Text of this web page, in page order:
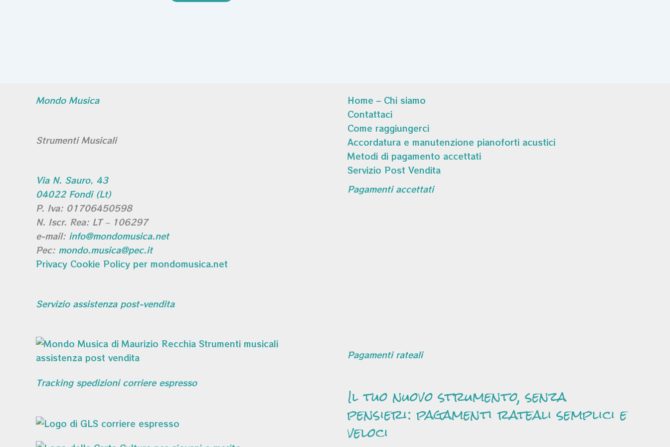
Mondo Musica
Strumenti Musicali
Via N. Sauro, 43
04022 Fondi (Lt)
P. Iva: 01706450598
N. Iscr. Rea: LT – 106297
e-mail: info@mondomusica.net
Pec: mondo.musica@pec.it
Privacy Cookie Policy per mondomusica.net
Servizio assistenza post-vendita
Tracking spedizioni corriere espresso
Home – Chi siamo
Contattaci
Come raggiungerci
Accordatura e manutenzione pianoforti acustici
Metodi di pagamento accettati
Servizio Post Vendita
Pagamenti accettati
Pagamenti rateali
Il tuo nuovo strumento, senza
pensieri: pagamenti rateali semplici e
veloci